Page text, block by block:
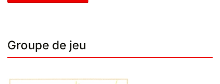
Groupe de jeu